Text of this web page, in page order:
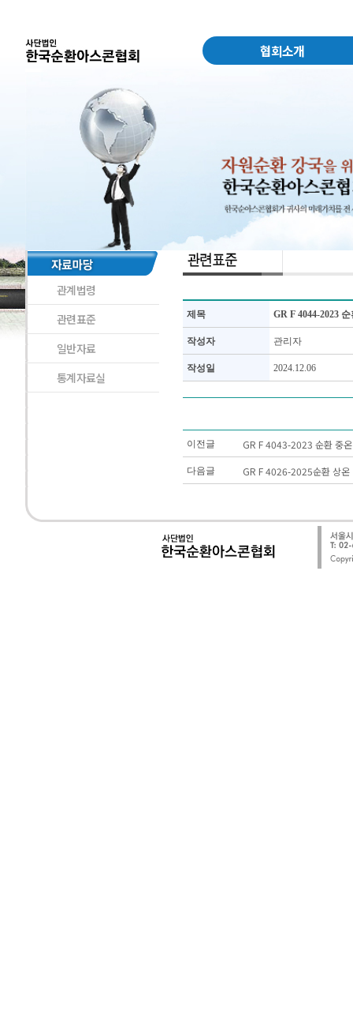
협회소개
관계법령
관련표준
일반자료
통계자료실
제목 GR F 4044-2023
작성자 관리자
작성일 2024.12.06
이전글 GR F 4043-2023 순환 중
다음글 GR F 4026-2025순환 상온